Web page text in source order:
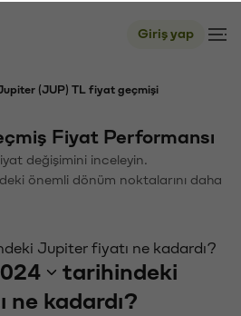
Giriş yap
(JUP) TL fiyat geçmişi
Fiyat Performansı
değişimini inceleyin.
önemli dönüm noktalarını daha
Jupiter fiyatı ne kadardı?
tarihindeki
ne kadardı?